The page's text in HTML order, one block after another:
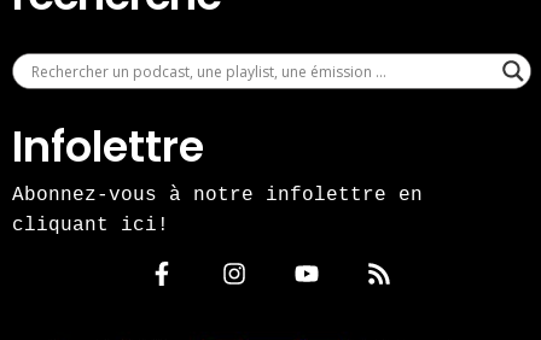
Infolettre
Abonnez-vous à notre infolettre en
cliquant ici!